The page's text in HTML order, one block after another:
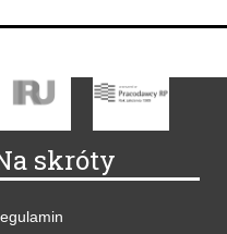
skróty